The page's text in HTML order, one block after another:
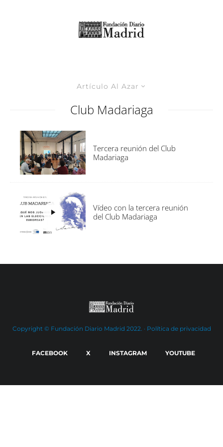
Artículo Al Azar
Club Madariaga
Tercera reunión del Club
Madariaga
Vídeo con la tercera reunión
del Club Madariaga
Copyright © Fundación Diario Madrid 2022. · Política de privacidad
FACEBOOK X INSTAGRAM YOUTUBE